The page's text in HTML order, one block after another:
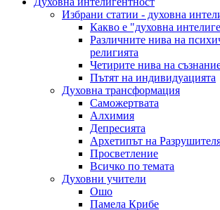
Избрани статии - духовна
Какво е "духовна
Различните нива на
религията
Четирите нива на
Пътят на индивидуацията
Духовна трансформация
Саможертвата
Алхимия
Депресията
Архетипът на
Просветление
Всичко по темата
Духовни учители
Ошо
Памела Крибе